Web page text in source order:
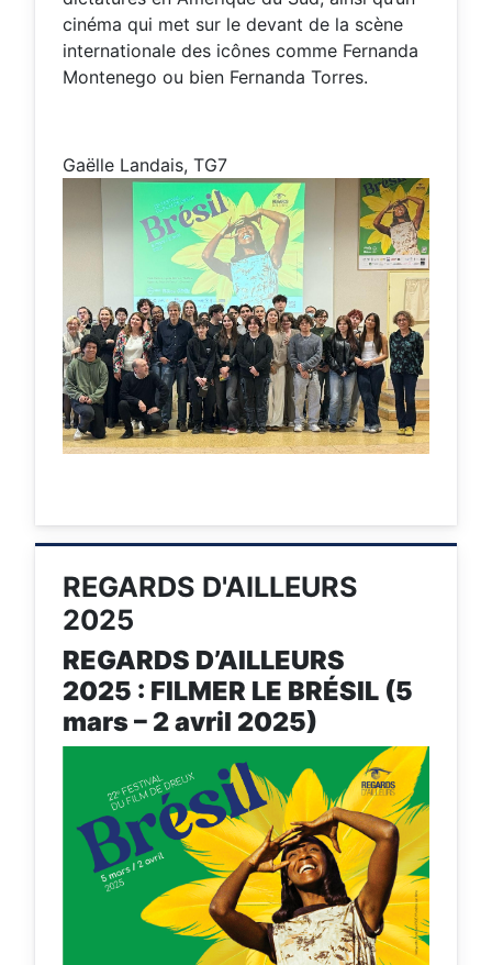
cinéma qui met sur le devant de la scène
internationale des icônes comme Fernanda
Montenego ou bien Fernanda Torres.
Gaëlle Landais, TG7
REGARDS D'AILLEURS
2025
REGARDS D’AILLEURS
2025 : FILMER LE BRÉSIL (5
mars – 2 avril 2025)